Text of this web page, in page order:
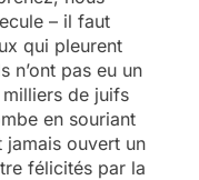
– il faut
qui pleurent
n’ont pas eu un
de juifs
en souriant
jamais ouvert un
félicités par la